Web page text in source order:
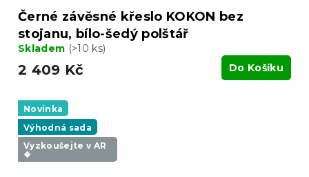
Černé závěsné křeslo KOKON bez
stojanu, bílo-šedý polštář
Skladem (>10 ks)
2 409 Kč Do Košíku
Novinka
Výhodná sada
Vyzkoušejte v AR
❖